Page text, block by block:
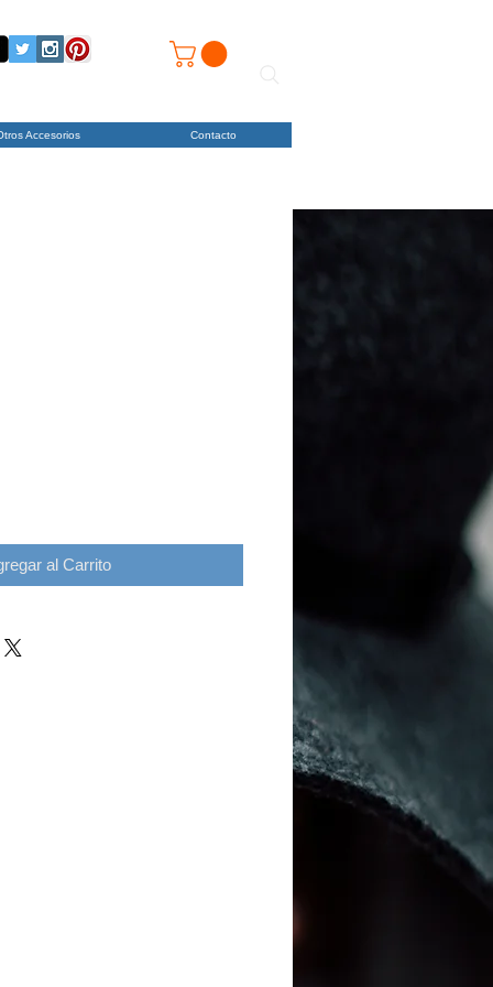
Accesorios Contacto
al Carrito